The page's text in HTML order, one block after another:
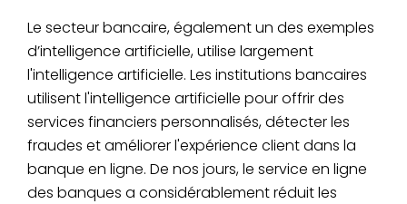
Le secteur bancaire, également un des exemples
d’intelligence artificielle, utilise largement
l'intelligence artificielle. Les institutions bancaires
utilisent l'intelligence artificielle pour offrir des
services financiers personnalisés, détecter les
fraudes et améliorer l'expérience client dans la
banque en ligne. De nos jours, le service en ligne
des banques a considérablement réduit les